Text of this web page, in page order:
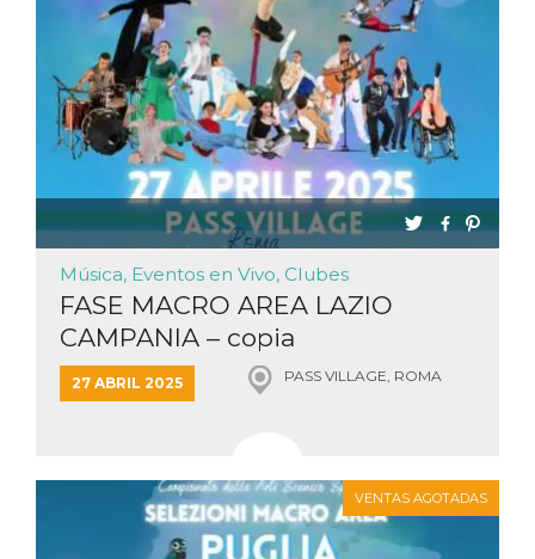
Música, Eventos en Vivo, Clubes
FASE MACRO AREA LAZIO
CAMPANIA – copia
27 ABRIL 2025 PASS VILLAGE, ROMA
VENTAS AGOTADAS